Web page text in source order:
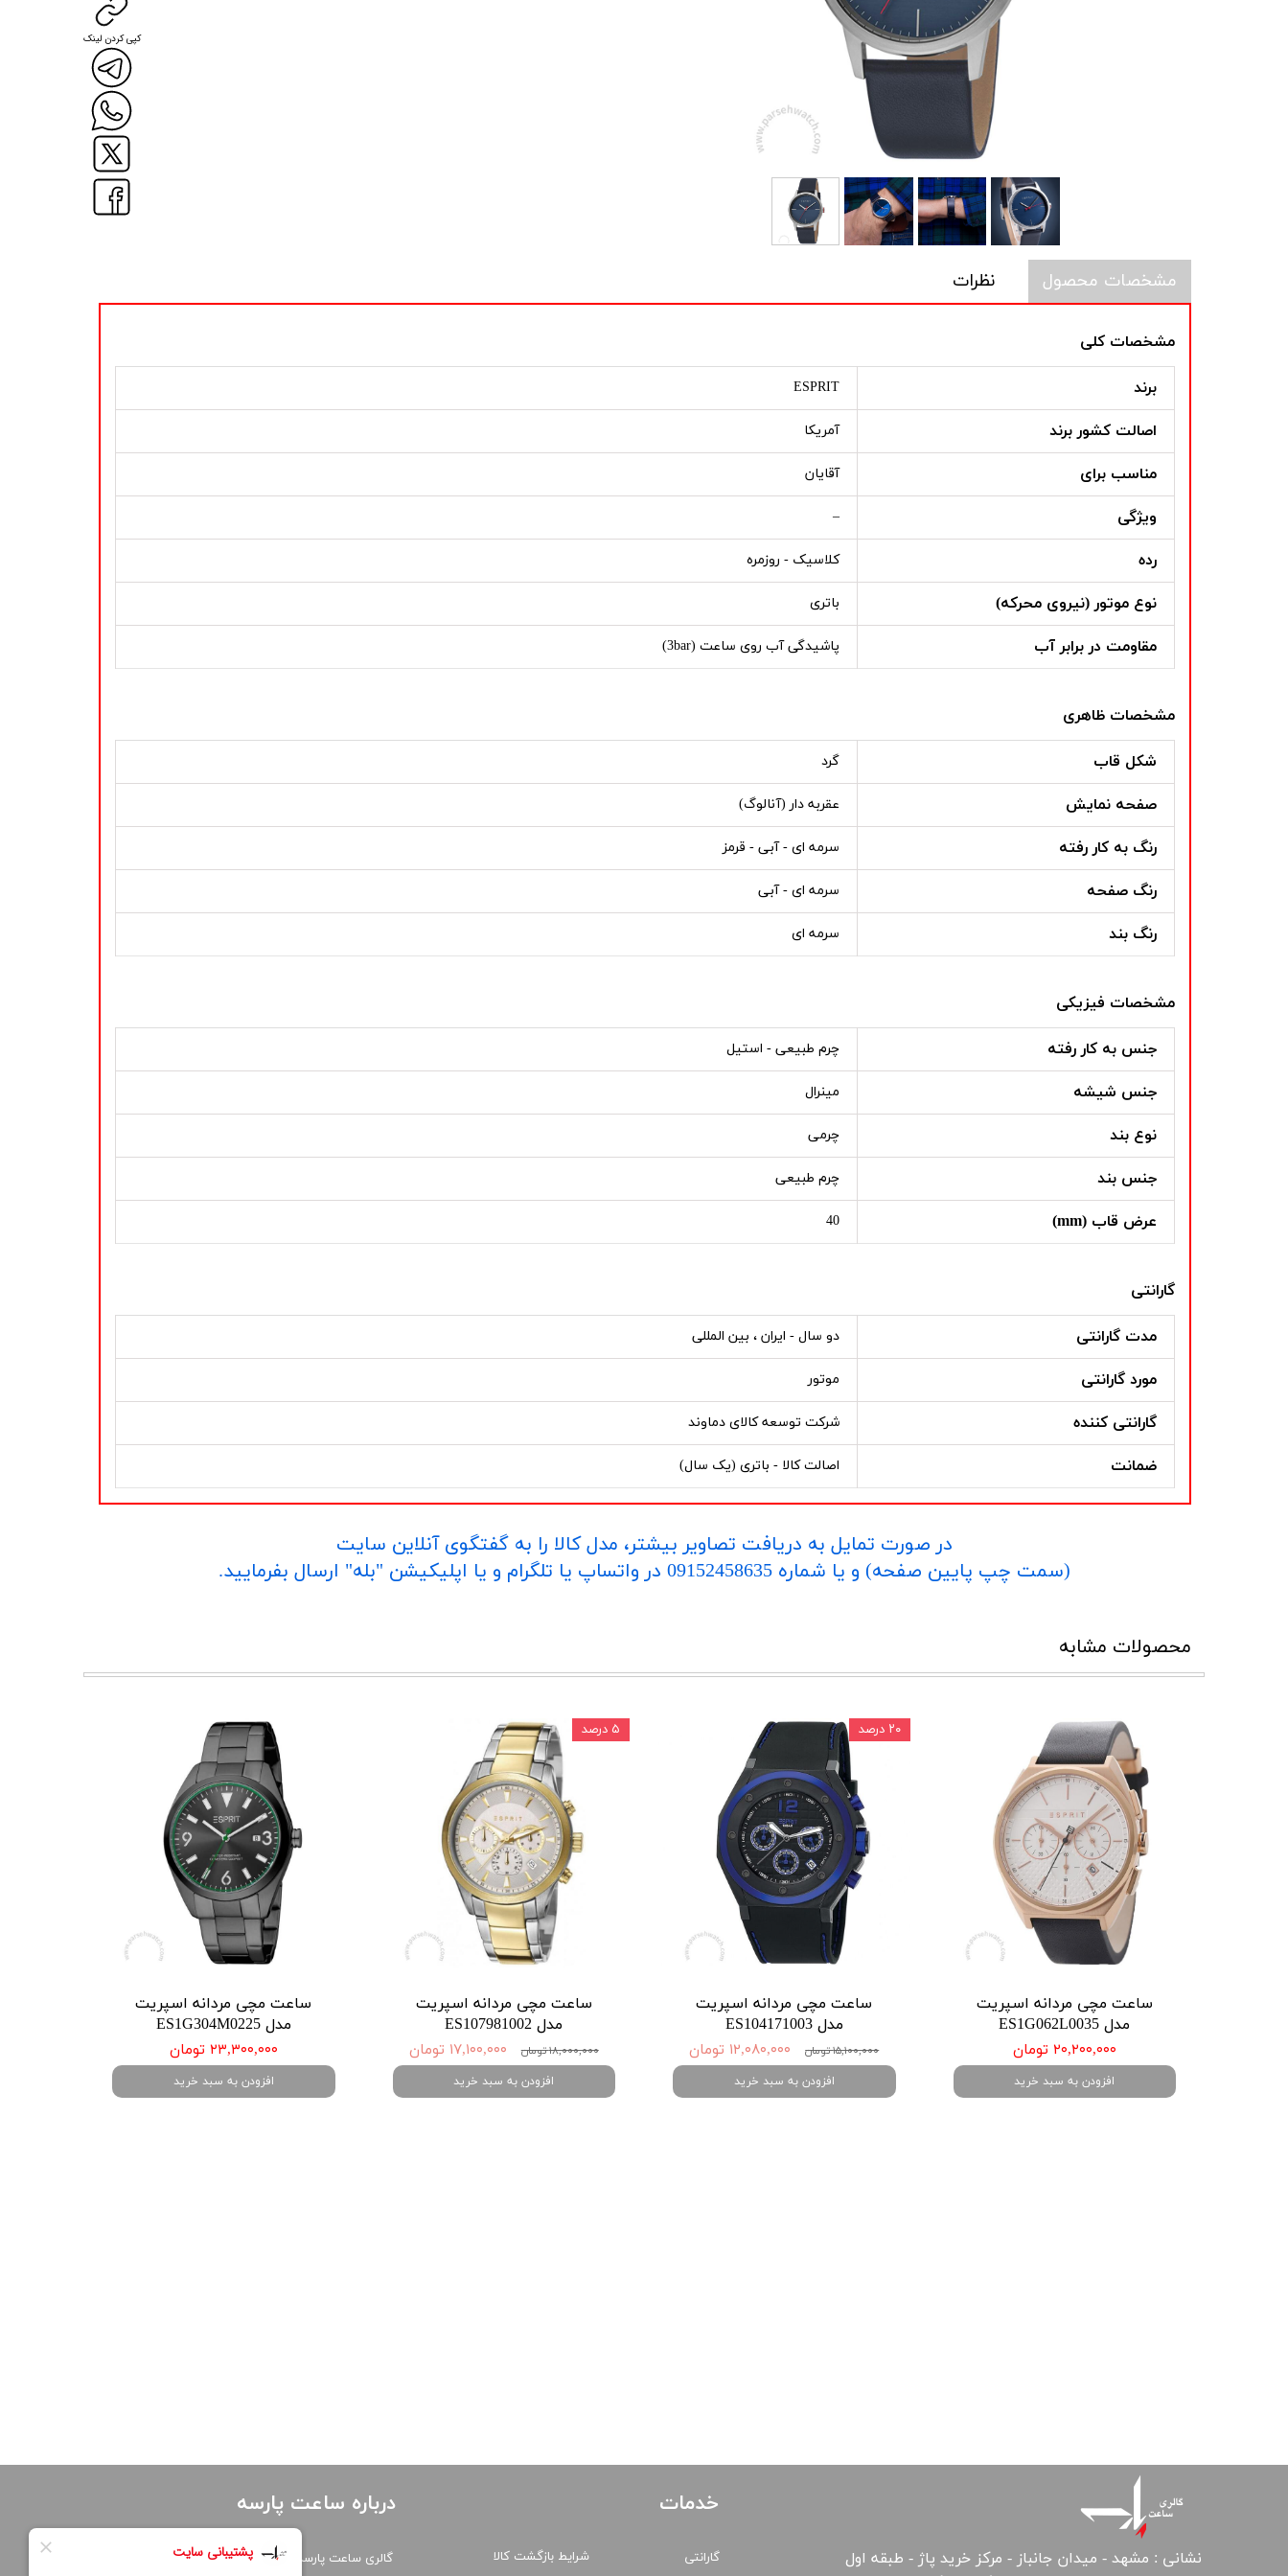
مشخصات محصول نظرات
مشخصات کلی
برند ESPRIT
اصالت کشور برند آمریکا
مناسب برای آقایان
ویژگی –
رده کلاسیک - روزمره
نوع موتور (نیروی محرکه) باتری
مقاومت در برابر آب پاشیدگی آب روی ساعت (3bar)
مشخصات ظاهری
شکل قاب گرد
صفحه نمایش عقربه دار (آنالوگ)
رنگ به کار رفته سرمه ای - آبی - قرمز
رنگ صفحه سرمه ای - آبی
رنگ بند سرمه ای
مشخصات فیزیکی
جنس به کار رفته چرم طبیعی - استیل
جنس شیشه مینرال
نوع بند چرمی
جنس بند چرم طبیعی
عرض قاب (mm) 40
گارانتی
مدت گارانتی دو سال - ایران ، بین المللی
مورد گارانتی موتور
گارانتی کننده شرکت توسعه کالای دماوند
ضمانت اصالت کالا - باتری (یک سال)
کپی کردن لینک
در صورت تمایل به دریافت تصاویر بیشتر، مدل کالا را به گفتگوی آنلاین سایت
​​​​​​​(سمت چپ پایین صفحه) و یا شماره 09152458635 در واتساپ یا تلگرام و یا اپلیکیشن "بله" ارسال بفرمایید.
محصولات مشابه
ساعت مچی مردانه اسپریت
مدل ES1G062L0035
۲۰,۲۰۰,۰۰۰ تومان
افزودن به سبد خرید
ساعت مچی مردانه اسپریت
مدل ES104171003
۱۵,۱۰۰,۰۰۰ تومان ۱۲,۰۸۰,۰۰۰ تومان
افزودن به سبد خرید
۲۰ درصد
ساعت مچی مردانه اسپریت
مدل ES107981002
۱۸,۰۰۰,۰۰۰ تومان ۱۷,۱۰۰,۰۰۰ تومان
افزودن به سبد خرید
۵ درصد
ساعت مچی مردانه اسپریت
مدل ES1G304M0225
۲۳,۳۰۰,۰۰۰ تومان
افزودن به سبد خرید
نشانی : مشهد - میدان جانباز - مرکز خرید پاژ - طبقه اول
خدمات
گارانتی
درباره ساعت پارسه
گالری ساعت پارسه شرایط بازگشت کالا